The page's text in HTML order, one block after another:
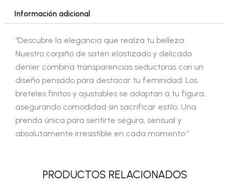
Información adicional
“Descubre la elegancia que realza tu belleza:
Nuestro corpiño de satén elastizado y delicado
denier combina transparencias seductoras con un
diseño pensado para destacar tu feminidad. Los
breteles finitos y ajustables se adaptan a tu figura,
asegurando comodidad sin sacrificar estilo. Una
prenda única para sentirte segura, sensual y
absolutamente irresistible en cada momento.”
PRODUCTOS RELACIONADOS